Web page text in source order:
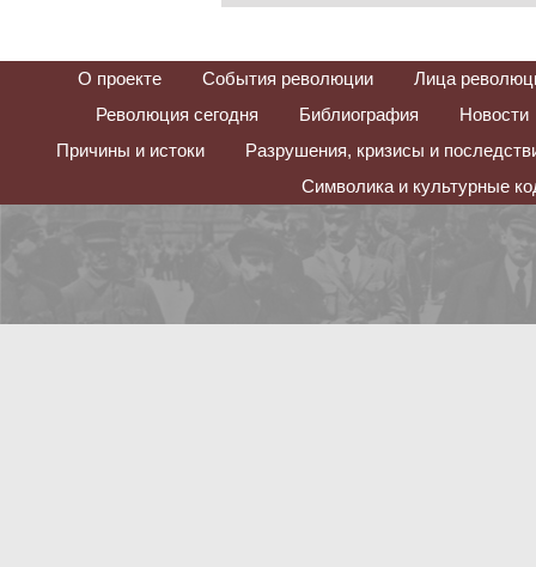
О проекте События революции
Лица
Революция сегодня
Библиография
Новости
Причины и истоки
Разрушения, кризисы и
Символика и культурные